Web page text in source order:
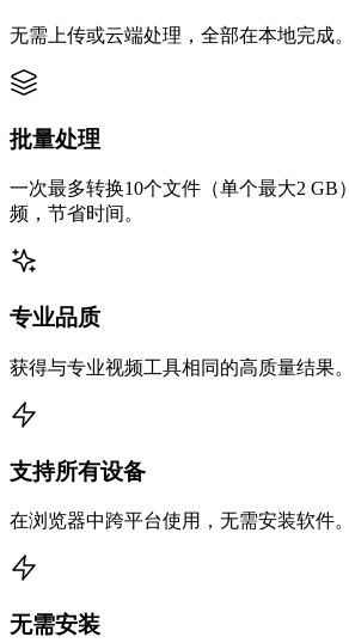
无需上传或云端处理，全部在本地完成。
批量处理
一次最多转换10个文件（单个最大2 GB
频，节省时间。
专业品质
获得与专业视频工具相同的高质量结果。
支持所有设备
在浏览器中跨平台使用，无需安装软件。
无需安装